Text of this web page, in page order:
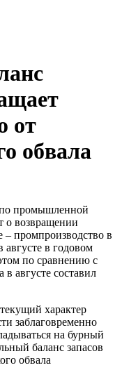
от
обвала
промышленной
о возвращении
– промпроизводство в
августе в годовом
по сравнению с
августе составил
характер
заблаговременно
на бурный
баланс запасов
обвала